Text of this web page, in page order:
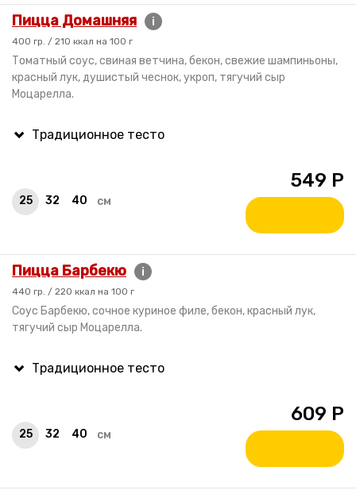
Пицца Домашняя i
400 гр. / 210 ккал на 100 г
Томатный соус, свиная ветчина, бекон, свежие шампиньоны,
красный лук, душистый чеснок, укроп, тягучий сыр
Моцарелла.
25 32 40 см
549 Р
Пицца Барбекю i
440 гр. / 220 ккал на 100 г
Соус Барбекю, сочное куриное филе, бекон, красный лук,
тягучий сыр Моцарелла.
25 32 40 см
609 Р